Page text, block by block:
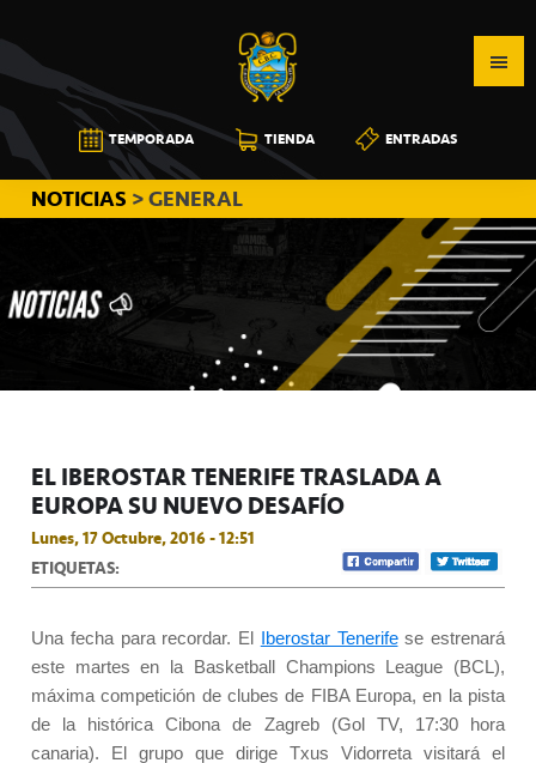
a
la
navegación
principal
al
contenido
principal
a
la
barra
lateral
principal
CB
CANARIAS
TEMPORADA TIENDA ENTRADAS
NOTICIAS > GENERAL
EL IBEROSTAR TENERIFE TRASLADA A
EUROPA SU NUEVO DESAFÍO
Lunes, 17 Octubre, 2016 - 12:51
ETIQUETAS:
Una fecha para recordar. El Iberostar Tenerifese estrenará
este martes en la Basketball Champions League (BCL),
máxima competición de clubes de FIBA Europa, en la pista
de la histórica Cibona de Zagreb (Gol TV, 17:30 hora
canaria). El grupo que dirige Txus Vidorreta visitará el